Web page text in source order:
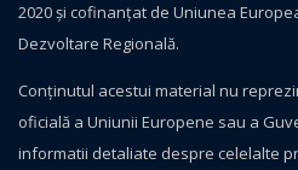
2020 și cofinanțat de Uniunea
Dezvoltare Regională.
Conţinutul acestui material nu
oficială a Uniunii Europene sau a
informatii detaliate despre celelalte